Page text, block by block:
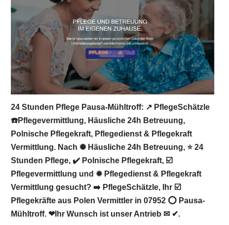
24 Stunden Pflege Pausa-Mühltroff: ↗️ PflegeSchätzle
☎️Pflegevermittlung, Häusliche 24h Betreuung,
Polnische Pflegekraft, Pflegedienst & Pflegekraft
Vermittlung. Nach ✺ Häusliche 24h Betreuung, ⭐ 24
Stunden Pflege, ✔️ Polnische Pflegekraft, ☑️
Pflegevermittlung und ✹ Pflegedienst & Pflegekraft
Vermittlung gesucht? ➡️ PflegeSchätzle, Ihr ☑️
Pflegekräfte aus Polen Vermittler in 07952 ⭕ Pausa-
Mühltroff. ❤Ihr Wunsch ist unser Antrieb ✉ ✔.